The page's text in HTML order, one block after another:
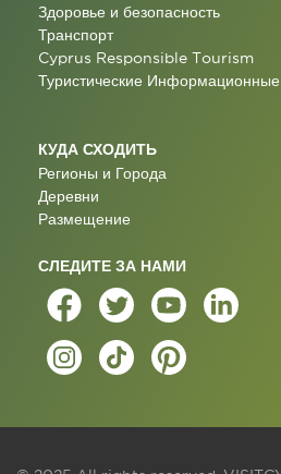
Здоровье и безопасность
Транспорт
Cyprus Responsible Tourism
Туристические
КУДА СХОДИТЬ
Регионы и Города
Деревни
Размещение
СЛЕДИТЕ ЗА НАМИ